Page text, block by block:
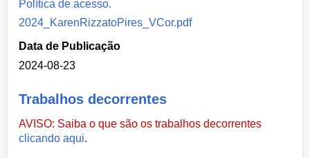
Política de acesso.
2024_KarenRizzatoPires_VCor.pdf
Data de Publicação
2024-08-23
Trabalhos decorrentes
AVISO: Saiba o que são os trabalhos decorrentes
clicando aqui.